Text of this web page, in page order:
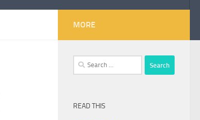
MORE
Search
for:
READ THIS